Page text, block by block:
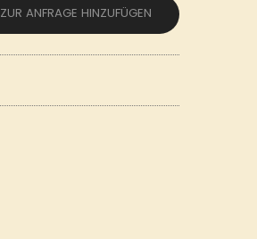
ZUR ANFRAGE HINZUFÜGEN